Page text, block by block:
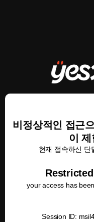
비정상적인 접근
이
현재 접속하신 단
your access has
Session ID: